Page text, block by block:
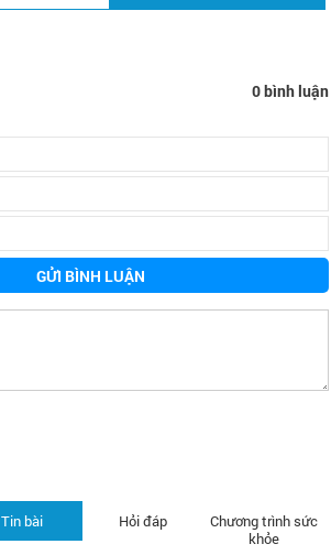
0 bình luận
GỬI BÌNH LUẬN
Chương trình sức
khỏe
Hỏi đáp
Tin bài